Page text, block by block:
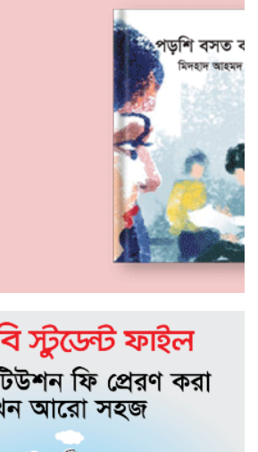
স্বাধীনতার প্রথম ঘোষক জিয়াউর রহমান,
দ্বিতীয়বার শেখ মুজিবের পক্ষে : স্বরাষ্ট্রমন্ত্রী
‘মা আমাকে জানালা দিয়ে বের করে দেয়,
সাঁতরে উপরে এসে মাকে খুঁজে পাচ্ছি না’
১৭ দিন থেকে নিখোঁজ রয়েছে কলেজ শিক্ষার্থী
পদ্মায় ডুবে যাওয়া বাসের চালকের পরিচয়
ঈদ আনন্দে ঘুরতে গিয়ে লা*শ হয়ে ফিরলেন
তারা
ছড়াকার তোরাব আল হাবীব-এর শ্বশুরের